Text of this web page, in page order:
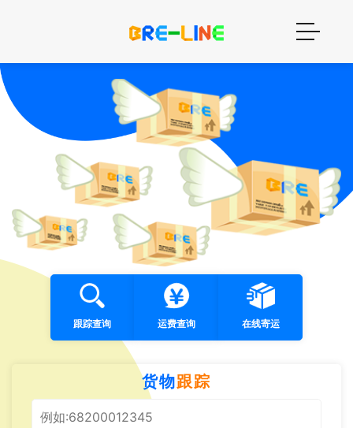
跟踪查询 运费查询 在线寄运
货物跟踪